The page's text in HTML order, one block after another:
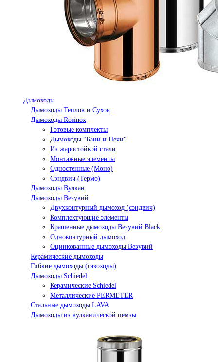
Дымоходы
Дымоходы Теплов и Сухов
Дымоходы Rosinox
Готовые комплекты
Дымоходы "Бани и Печи"
Из жаростойкой стали
Монтажные элементы
Одностенные (Моно)
Сэндвич (Термо)
Дымоходы Вулкан
Дымоходы Везувий
Двухконтурный дымоход (сэндвич)
Комплектующие элементы
Крашенные дымоходы Везувий Black
Одноконтурный дымоход
Оцинкованные дымоходы Везувий
Керамические дымоходы
Гибкие дымоходы (газоходы)
Дымоходы Schiedel
Керамические Schiedel
Металлические PERMETER
Стальные дымоходы LAVA
Дымоходы из вулканической пемзы